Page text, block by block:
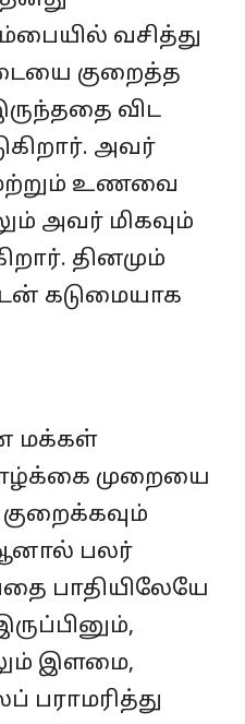
வசித்து
குறைத்த
விட
அவர்
உணவை
அவர் மிகவும்
தினமும்
கடுமையாக
மக்கள்
முறையை
ஆனால் பலர்
பாதியிலேயே
இளமை,